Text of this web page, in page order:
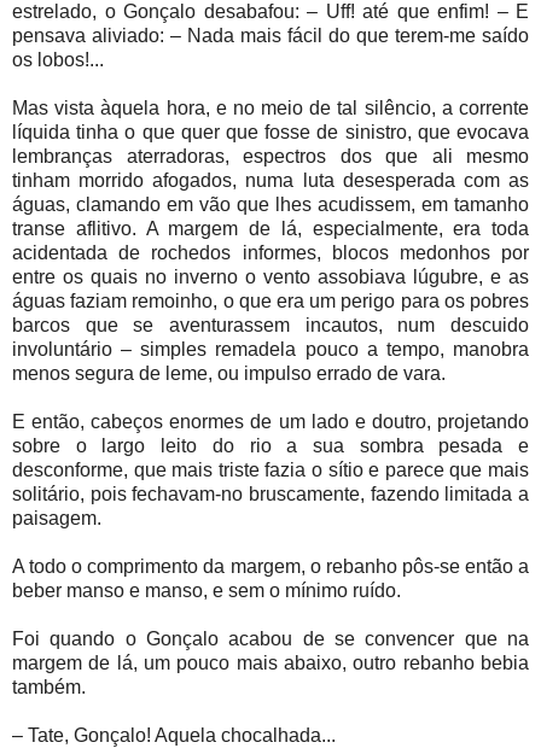
estrelado, o Gonçalo desabafou: – Uff! até que enfim! – E
pensava aliviado: – Nada mais fácil do que terem-me saído
os lobos!...
Mas vista àquela hora, e no meio de tal silêncio, a corrente
líquida tinha o que quer que fosse de sinistro, que evocava
lembranças aterradoras, espectros dos que ali mesmo
tinham morrido afogados, numa luta desesperada com as
águas, clamando em vão que lhes acudissem, em tamanho
transe aflitivo. A margem de lá, especialmente, era toda
acidentada de rochedos informes, blocos medonhos por
entre os quais no inverno o vento assobiava lúgubre, e as
águas faziam remoinho, o que era um perigo para os pobres
barcos que se aventurassem incautos, num descuido
involuntário – simples remadela pouco a tempo, manobra
menos segura de leme, ou impulso errado de vara.
E então, cabeços enormes de um lado e doutro, projetando
sobre o largo leito do rio a sua sombra pesada e
desconforme, que mais triste fazia o sítio e parece que mais
solitário, pois fechavam-no bruscamente, fazendo limitada a
paisagem.
A todo o comprimento da margem, o rebanho pôs-se então a
beber manso e manso, e sem o mínimo ruído.
Foi quando o Gonçalo acabou de se convencer que na
margem de lá, um pouco mais abaixo, outro rebanho bebia
também.
– Tate, Gonçalo! Aquela chocalhada...